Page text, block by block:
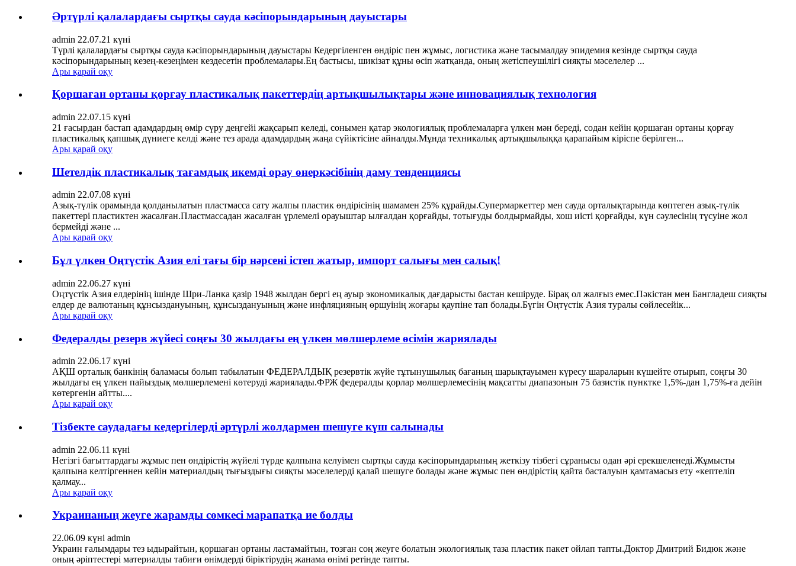
Әртүрлі қалалардағы сыртқы сауда кәсіпорындарының дауыстары
admin 22.07.21 күні
Түрлі қалалардағы сыртқы сауда кәсіпорындарының дауыстары Кедергіленген өндіріс пен жұмыс, логистика және тасымалдау эпидемия кезінде сыртқы сауда
кәсіпорындарының кезең-кезеңімен кездесетін проблемалары.Ең бастысы, шикізат құны өсіп жатқанда, оның жетіспеушілігі сияқты мәселелер ...
Ары қарай оқу
Қоршаған ортаны қорғау пластикалық пакеттердің артықшылықтары және инновациялық технология
admin 22.07.15 күні
21 ғасырдан бастап адамдардың өмір сүру деңгейі жақсарып келеді, сонымен қатар экологиялық проблемаларға үлкен мән береді, содан кейін қоршаған ортаны қорғау
пластикалық қапшық дүниеге келді және тез арада адамдардың жаңа сүйіктісіне айналды.Мұнда техникалық артықшылыққа қарапайым кіріспе берілген...
Ары қарай оқу
Шетелдік пластикалық тағамдық икемді орау өнеркәсібінің даму тенденциясы
admin 22.07.08 күні
Азық-түлік орамында қолданылатын пластмасса сату жалпы пластик өндірісінің шамамен 25% құрайды.Супермаркеттер мен сауда орталықтарында көптеген азық-түлік
пакеттері пластиктен жасалған.Пластмассадан жасалған үрлемелі орауыштар ылғалдан қорғайды, тотығуды болдырмайды, хош иісті қорғайды, күн сәулесінің түсуіне жол
бермейді және ...
Ары қарай оқу
Бұл үлкен Оңтүстік Азия елі тағы бір нәрсені істеп жатыр, импорт салығы мен салық!
admin 22.06.27 күні
Оңтүстік Азия елдерінің ішінде Шри-Ланка қазір 1948 жылдан бергі ең ауыр экономикалық дағдарысты бастан кешіруде. Бірақ ол жалғыз емес.Пәкістан мен Бангладеш сияқты
елдер де валютаның құнсыздануының, құнсыздануының және инфляцияның өршуінің жоғары қаупіне тап болады.Бүгін Оңтүстік Азия туралы сөйлесейік...
Ары қарай оқу
Федералды резерв жүйесі соңғы 30 жылдағы ең үлкен мөлшерлеме өсімін жариялады
admin 22.06.17 күні
АҚШ орталық банкінің баламасы болып табылатын ФЕДЕРАЛДЫҚ резервтік жүйе тұтынушылық бағаның шарықтауымен күресу шараларын күшейте отырып, соңғы 30
жылдағы ең үлкен пайыздық мөлшерлемені көтеруді жариялады.ФРЖ федералды қорлар мөлшерлемесінің мақсатты диапазонын 75 базистік пунктке 1,5%-дан 1,75%-ға дейін
көтергенін айтты....
Ары қарай оқу
Тізбекте саудадағы кедергілерді әртүрлі жолдармен шешуге күш салынады
admin 22.06.11 күні
Негізгі бағыттардағы жұмыс пен өндірістің жүйелі түрде қалпына келуімен сыртқы сауда кәсіпорындарының жеткізу тізбегі сұранысы одан әрі ерекшеленеді.Жұмысты
қалпына келтіргеннен кейін материалдың тығыздығы сияқты мәселелерді қалай шешуге болады және жұмыс пен өндірістің қайта басталуын қамтамасыз ету «кептеліп
қалмау...
Ары қарай оқу
Украинаның жеуге жарамды сөмкесі марапатқа ие болды
22.06.09 күні admin
Украин ғалымдары тез ыдырайтын, қоршаған ортаны ластамайтын, тозған соң жеуге болатын экологиялық таза пластик пакет ойлап тапты.Доктор Дмитрий Бидюк және
оның әріптестері материалды табиғи өнімдерді біріктірудің жанама өнімі ретінде тапты.